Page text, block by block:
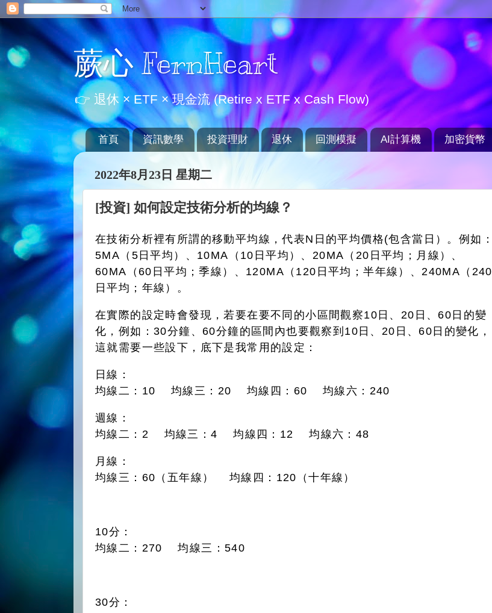
蕨心 FernHeart
👉 退休 × ETF × 現金流 (Retire x ETF x Cash Flow)
首頁 資訊數學 投資理財 退休 回測模擬 AI計算機 加密貨幣
2022年8月23日 星期二
[投資] 如何設定技術分析的均線？
在技術分析裡有所謂的移動平均線，代表N日的平均價格(包含當日）。例如：
5MA（5日平均）、10MA（10日平均）、20MA（20日平均；月線）、
60MA（60日平均；季線）、120MA（120日平均；半年線）、240MA（240
日平均；年線）。
在實際的設定時會發現，若要在要不同的小區間觀察10日、20日、60日的變
化，例如：30分鐘、60分鐘的區間內也要觀察到10日、20日、60日的變化，
這就需要一些設下，底下是我常用的設定：
日線：
均線二：10 均線三：20 均線四：60 均線六：240
週線：
均線二：2 均線三：4 均線四：12 均線六：48
月線：
均線三：60（五年線） 均線四：120（十年線）
10分：
均線二：270 均線三：540
30分：